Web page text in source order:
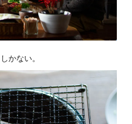
かない。